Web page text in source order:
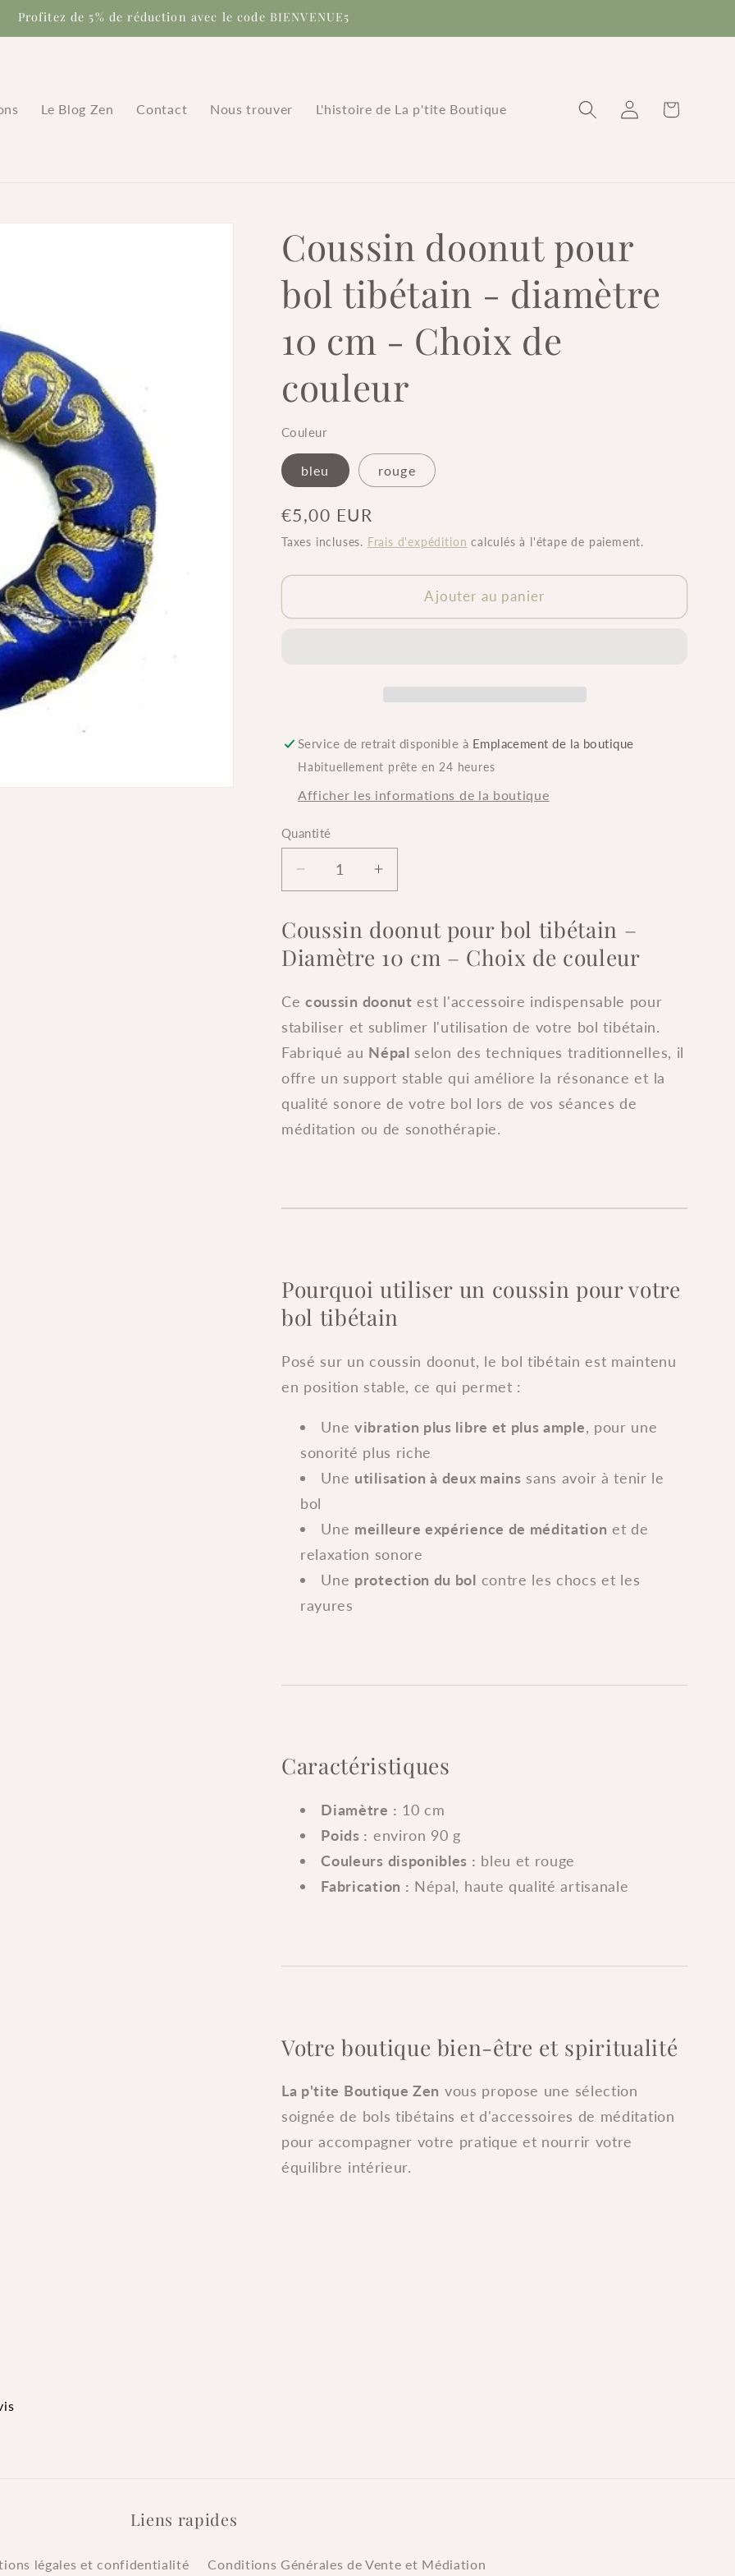
Profitez de 5% de réduction avec le code BIENVENUE5
Le Blog Zen Contact Nous trouver L'histoire de La p'tite Boutique Connexion Panier
Coussin doonut pour
bol tibétain - diamètre
10 cm - Choix de
couleur
Couleur
bleu rouge
Prix
habituel
€5,00 EUR
Taxes incluses. Frais d'expédition calculés à l'étape de paiement.
Ajouter au panier
Service de retrait disponible à Emplacement de la boutique
Habituellement prête en 24 heures
Afficher les informations de la boutique
Quantité
Quantité
Réduire
la
quantité
de
Coussin
pour
tibétain
-
diamètre
10
cm
-
Augmenter
la
quantité
de
Coussin
pour
tibétain
-
diamètre
10
cm
Coussin doonut pour bol tibétain –
Diamètre 10 cm – Choix de couleur
Cecoussin doonut est l'accessoire indispensable pour
stabiliser et sublimer l'utilisation de votre bol tibétain.
Fabriqué au Népal selon des techniques traditionnelles, il
offre un support stable qui améliore la résonance et la
qualité sonore de votre bol lors de vos séances de
méditation ou de sonothérapie.
Pourquoi utiliser un coussin pour votre
bol tibétain
Posé sur un coussin doonut, le bol tibétain est maintenu
en position stable, ce qui permet :
Unevibration plus libre et plus ample, pour une
sonorité plus riche
Une utilisation à deux mains sans avoir à tenir le
bol
Une meilleure expérience de méditation et de
relaxation sonore
Une protection du bol contre les chocs et les
rayures
Caractéristiques
Diamètre : 10 cm
Poids : environ 90 g
Couleurs disponibles : bleu et rouge
Fabrication : Népal, haute qualité artisanale
Votre boutique bien-être et spiritualité
La p'tite Boutique Zen vous propose une sélection
soignée de bols tibétains et d'accessoires de méditation
pour accompagner votre pratique et nourrir votre
équilibre intérieur.
Liens rapides
légales et confidentialité Conditions Générales de Vente et Médiation